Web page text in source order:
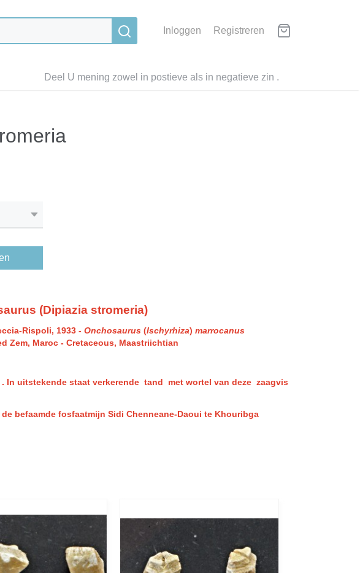
Inloggen Registreren
Deel U mening zowel in postieve als in negatieve zin .
(Dipiazia stromeria)
Rispoli, 1933 - Onchosaurus (Ischyrhiza) marrocanus
Zem, Maroc - Cretaceous, Maastriichtian
In uitstekende staat verkerende tand met wortel van deze zaagvis
befaamde fosfaatmijn Sidi Chenneane-Daoui te Khouribga